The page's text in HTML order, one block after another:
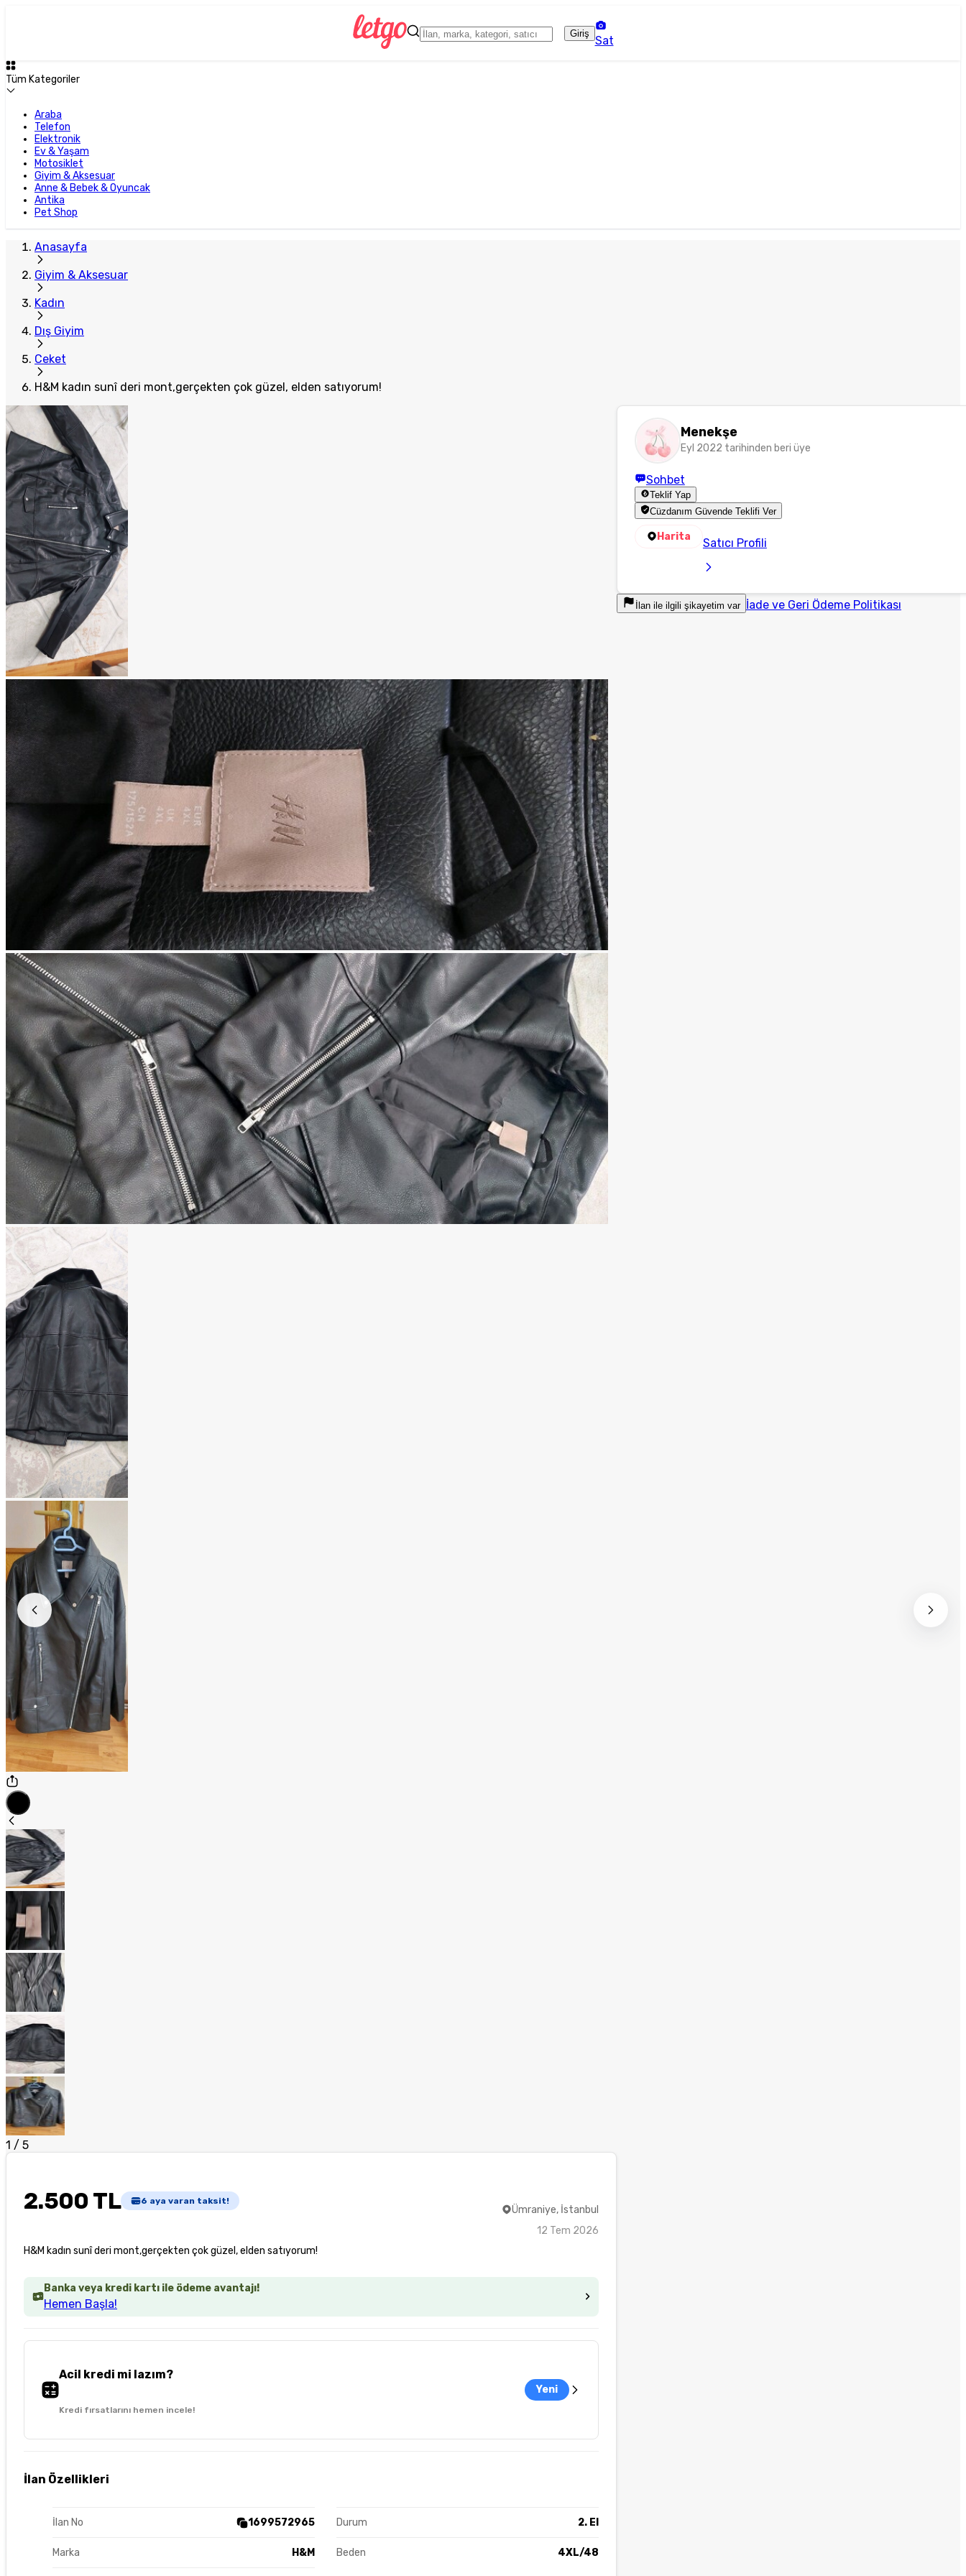
Giriş
Sat
Tüm Kategoriler
Araba
Telefon
Elektronik
Ev & Yaşam
Motosiklet
Giyim & Aksesuar
Anne & Bebek & Oyuncak
Antika
Pet Shop
Anasayfa
Giyim & Aksesuar
Kadın
Dış Giyim
Ceket
H&M kadın sunî deri mont,gerçekten çok güzel, elden satıyorum!
1 / 5
2.500 TL 6 aya varan taksit!
H&M kadın sunî deri mont,gerçekten çok güzel, elden satıyorum!
Ümraniye, İstanbul
12 Tem 2026
Banka veya kredi kartı ile ödeme avantajı!
Hemen Başla!
Acil kredi mi lazım?
Kredi fırsatlarını hemen incele!
Yeni
İlan Özellikleri
İlan No 1699572965 Durum 2. El
Marka H&M Beden 4XL/48
Menekşe
Eyl 2022 tarihinden beri üye
Sohbet
Teklif Yap
Cüzdanım Güvende Teklifi Ver
Harita Satıcı Profili
İlan ile ilgili şikayetim var İade ve Geri Ödeme Politikası